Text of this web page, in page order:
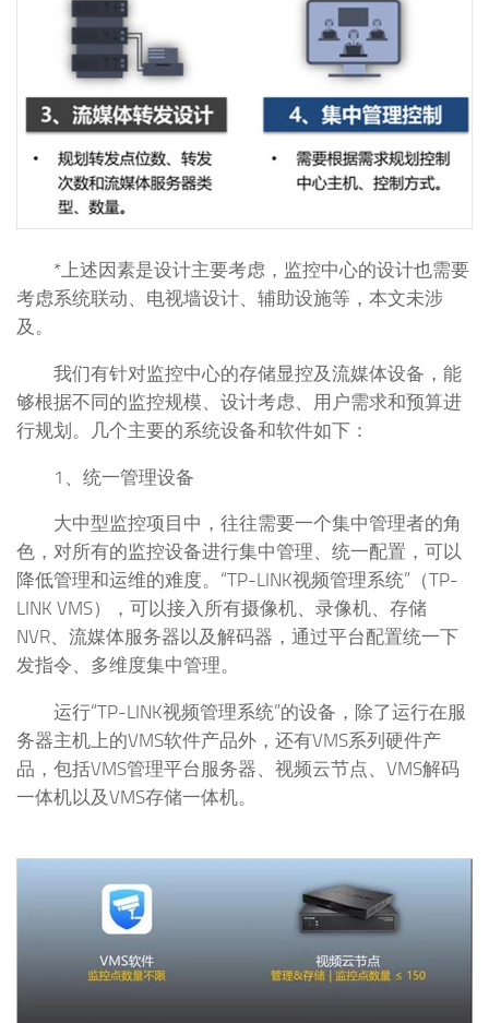
*上述因素是设计主要考虑，监控中心的设计也需要
考虑系统联动、电视墙设计、辅助设施等，本文未涉
及。
我们有针对监控中心的存储显控及流媒体设备，能
够根据不同的监控规模、设计考虑、用户需求和预算进
行规划。几个主要的系统设备和软件如下：
1、统一管理设备
大中型监控项目中，往往需要一个集中管理者的角
色，对所有的监控设备进行集中管理、统一配置，可以
降低管理和运维的难度。“TP-LINK视频管理系统”（TP-
LINK VMS），可以接入所有摄像机、录像机、存储
NVR、流媒体服务器以及解码器，通过平台配置统一下
发指令、多维度集中管理。
运行“TP-LINK视频管理系统”的设备，除了运行在服
务器主机上的VMS软件产品外，还有VMS系列硬件产
品，包括VMS管理平台服务器、视频云节点、VMS解码
一体机以及VMS存储一体机。